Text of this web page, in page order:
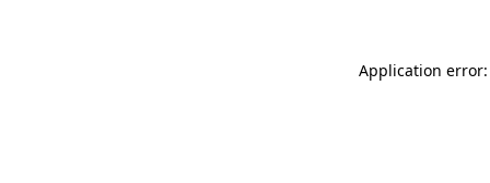
Application